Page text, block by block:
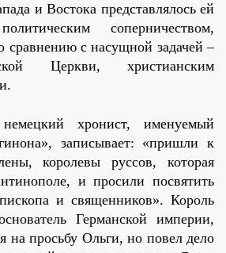
и Востока представлялось ей
соперничеством,
сравнению с насущной задачей –
Церкви, христианским
хронист, именуемый
записывает: «пришли к
королевы руссов, которая
и просили посвятить
и священников». Король
Германской империи,
на просьбу Ольги, но повел дело